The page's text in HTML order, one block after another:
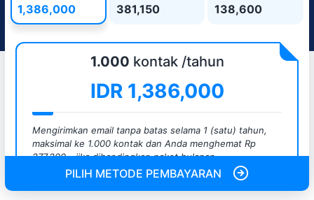
1,386,000
381,150
138,600
1.000 kontak /tahun
IDR 1,386,000
Mengirimkan email tanpa batas selama 1 (satu) tahun,
maksimal ke 1.000 kontak dan Anda menghemat Rp
277.200,- jika dibandingkan paket bulanan.
PILIH METODE PEMBAYARAN